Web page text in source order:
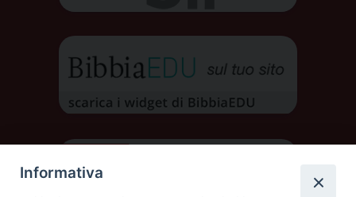
Informativa